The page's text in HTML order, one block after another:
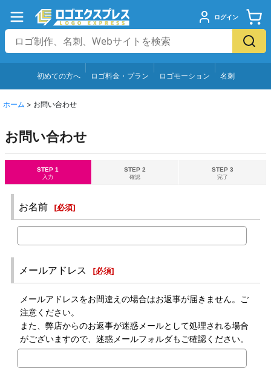
ログイン
初めての方へ ロゴ料金・プラン ロゴモーション 名刺
ホーム > お問い合わせ
お問い合わせ
STEP 1
入力
STEP 2
確認
STEP 3
完了
お名前 [必須]
メールアドレス [必須]
メールアドレスをお間違えの場合はお返事が届きません。ご
注意ください。
また、弊店からのお返事が迷惑メールとして処理される場合
がございますので、迷惑メールフォルダもご確認ください。